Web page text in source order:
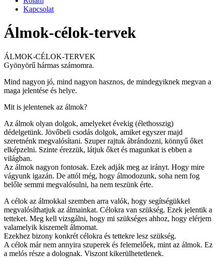
Kapcsolat
Álmok-célok-tervek
ÁLMOK-CÉLOK-TERVEK
Gyönyörű hármas számomra.
Mind nagyon jó, mind nagyon hasznos, de mindegyiknek megvan a
maga jelentése és helye.
Mit is jelentenek az álmok?
Az álmok olyan dolgok, amelyeket évekig (élethosszig)
dédelgetünk. Jövőbeli csodás dolgok, amiket egyszer majd
szeretnénk megvalósítani. Szuper rajtuk ábrándozni, könnyű őket
elképzelni. Szinte érezzük, látjuk őket és magunkat is ebben a
világban.
Az álmok nagyon fontosak. Ezek adják meg az irányt. Hogy mire
vágyunk igazán. De attól még, hogy álmodozunk, soha nem fog
belőle semmi megvalósulni, ha nem teszünk érte.
A célok az álmokkal szemben arra valók, hogy segítségükkel
megvalósíthatjuk az álmainkat. Célokra van szükség. Ezek jelentik a
tetteket. Meg kell vizsgálni, hogy mi szükséges ahhoz, hogy elérjem
valamelyik kiszemelt álmomat.
Ezekhez bizony konkrét célokra és tettekre lesz szükség.
A célok már nem annyira szuperek és felemelőek, mint az álmok. Ez
a melós része a dolognak. Viszont kikerülhetetlenek.